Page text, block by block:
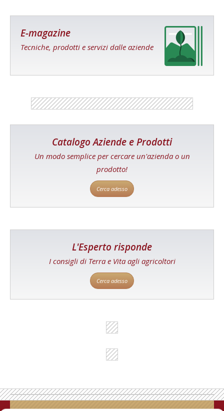
E-magazine
Tecniche, prodotti e servizi dalle aziende
Catalogo Aziende e Prodotti
Un modo semplice per cercare un'azienda o un
prodotto!
Cerca adesso
L'Esperto risponde
I consigli di Terra e Vita agli agricoltori
Cerca adesso